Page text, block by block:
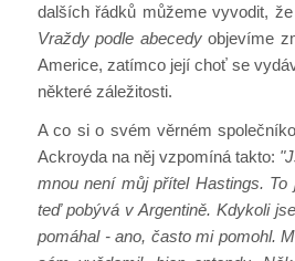
dalších řádků můžeme vyvodit,
Vraždy podle abecedyobjevíme
Americe, zatímco její choť se
některé záležitosti.
A co si o svém věrném
Ackroyda na něj vzpomíná takto:
mnou není můj přítel Hastings.
teď pobývá v Argentině. Kdykoli
pomáhal - ano, často mi pomohl.